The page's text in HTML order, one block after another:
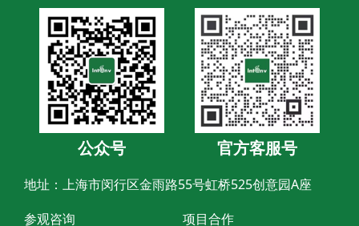
公众号 官方客服号
地址：上海市闵行区金雨路55号虹桥525创意园A座
参观咨询
项目合作